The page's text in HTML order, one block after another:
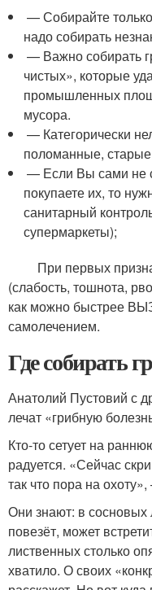
— Собирайте
надо собирать
— Важно собирать
чистых», которые
промышленных
мусора.
— Категорически
поломанные,
— Если Вы сами не
покупаете их, то
санитарный
супермаркеты);
При первых
(слабость, тошнота,
как можно быстрее
самолечением.
Где собирать
Анатолий Пустовий с
лечат «грибную
Кто-то сетует на
радуется. «Сейчас
так что пора на
Они знают: в сосновых
повезёт, может
лиственных столько
хватило. О своих